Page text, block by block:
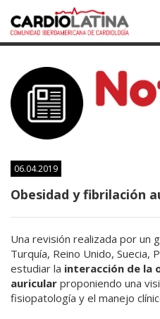
06.04.2019
Obesidad y fibrilación
Una revisión realizada por un
Turquía, Reino Unido, Suecia,
estudiar la interacción de la
auricular proponiendo una
fisiopatología y el manejo